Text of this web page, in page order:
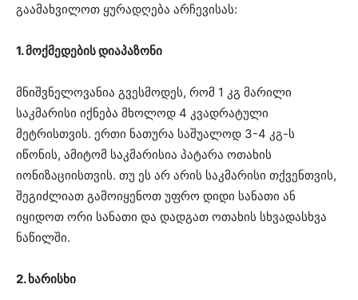
გაამახვილოთ ყურადღება არჩევისას:
1. მოქმედების დიაპაზონი
მნიშვნელოვანია გვესმოდეს, რომ 1 კგ მარილი
საკმარისი იქნება მხოლოდ 4 კვადრატული
მეტრისთვის. ერთი ნათურა საშუალოდ 3-4 კგ-ს
იწონის, ამიტომ საკმარისია პატარა ოთახის
იონიზაციისთვის. თუ ეს არ არის საკმარისი თქვენთვის,
შეგიძლიათ გამოიყენოთ უფრო დიდი სანათი ან
იყიდოთ ორი სანათი და დადგათ ოთახის სხვადასხვა
ნაწილში.
2. ხარისხი